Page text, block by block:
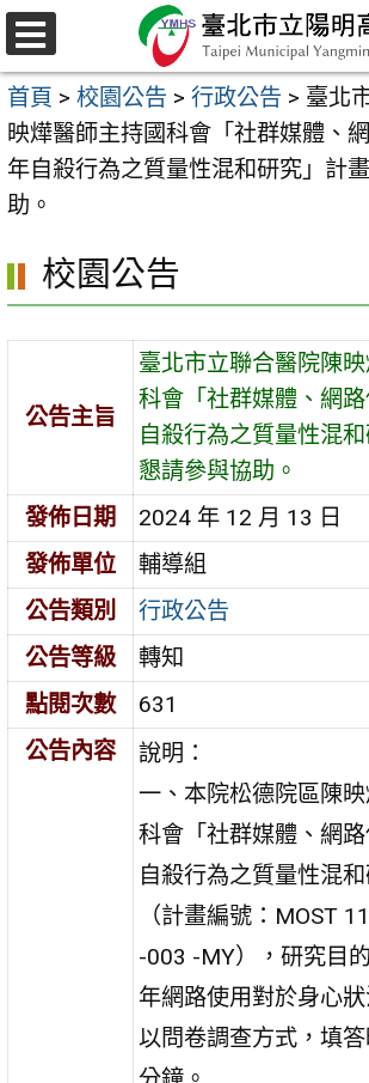
跳
至
主
要
內
容
選
單
首頁 > 校園公告 > 行政公告 > 臺北
映燁醫師主持國科會「社群媒體、
年自殺行為之質量性混和研究」計
助。
校園公告
公告主旨
臺北市立聯合醫院陳
科會「社群媒體、網
自殺行為之質量性混
懇請參與協助。
發佈日期
2024 年 12 月 13 日
發佈單位
輔導組
公告類別
行政公告
公告等級
轉知
點閱次數
631
公告內容
說明：
一、本院松德院區陳
科會「社群媒體、網
自殺行為之質量性混
（計畫編號：MOST
-003 -MY），研究目
年網路使用對於身心
以問卷調查方式，填